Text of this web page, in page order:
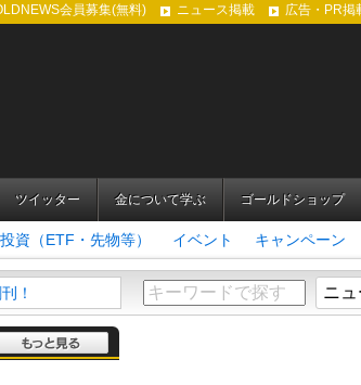
会員募集(無料) ニュース掲載 広告・PR掲
ツイッター 金について学ぶ ゴールドショップ
投資（ETF・先物等） イベント キャンペーン
！